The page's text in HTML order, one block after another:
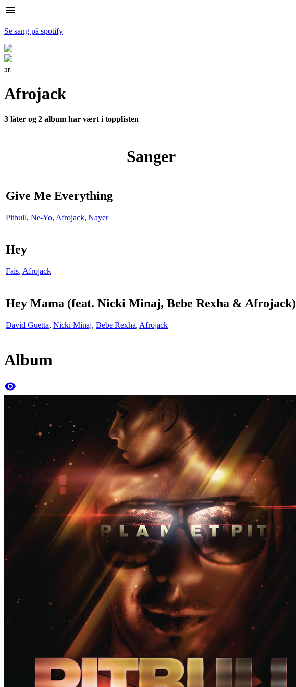
menu
Se sang på spotify
nr.
Afrojack
3 låter og 2 album har vært i topplisten
Sanger
Give Me Everything
Pitbull, Ne-Yo, Afrojack, Nayer
Hey
Fais, Afrojack
Hey Mama (feat. Nicki Minaj, Bebe Rexha & Afrojack)
David Guetta, Nicki Minaj, Bebe Rexha, Afrojack
Album
remove_red_eye